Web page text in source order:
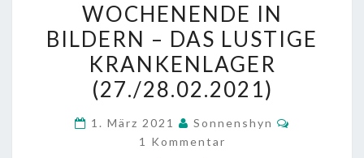
IN
BILDERN
–
DAS
KRANKENLAGER
(27./28.02.2021)
WOCHENENDE IN
BILDERN – DAS LUSTIGE
KRANKENLAGER
(27./28.02.2021)
1. März 2021 Sonnenshyn
1 Kommentar